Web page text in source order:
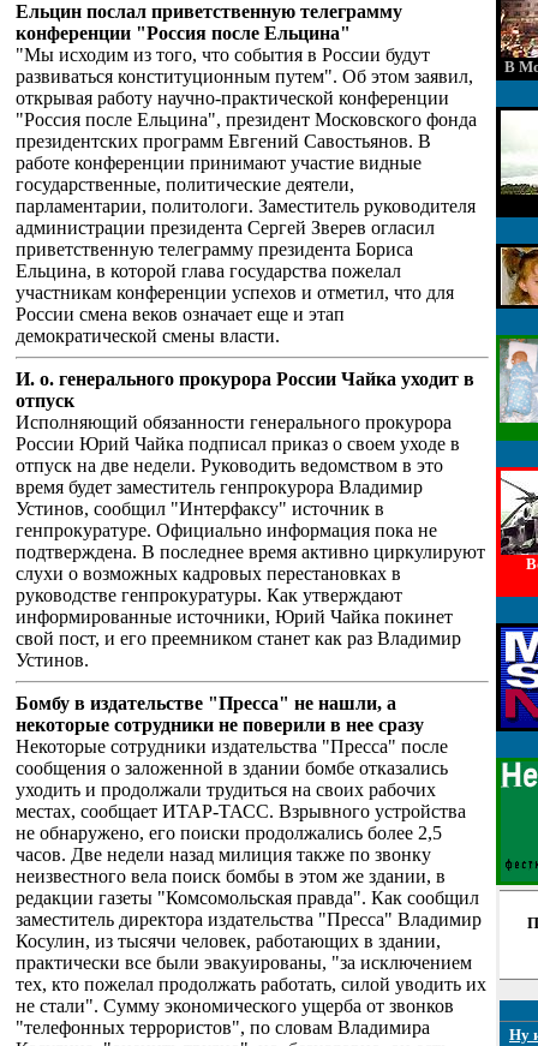
Ельцин послал приветственную телеграмму
конференции "Россия после Ельцина"
"Мы исходим из того, что события в России будут
развиваться конституционным путем". Об этом заявил,
открывая работу научно-практической конференции
"Россия после Ельцина", президент Московского фонда
президентских программ Евгений Савостьянов. В
работе конференции принимают участие видные
государственные, политические деятели,
парламентарии, политологи. Заместитель руководителя
администрации президента Сергей Зверев огласил
приветственную телеграмму президента Бориса
Ельцина, в которой глава государства пожелал
участникам конференции успехов и отметил, что для
России смена веков означает еще и этап
демократической смены власти.
И. о. генерального прокурора России Чайка уходит в
отпуск
Исполняющий обязанности генерального прокурора
России Юрий Чайка подписал приказ о своем уходе в
отпуск на две недели. Руководить ведомством в это
время будет заместитель генпрокурора Владимир
Устинов, сообщил "Интерфаксу" источник в
генпрокуратуре. Официально информация пока не
подтверждена. В последнее время активно циркулируют
слухи о возможных кадровых перестановках в
руководстве генпрокуратуры. Как утверждают
информированные источники, Юрий Чайка покинет
свой пост, и его преемником станет как раз Владимир
Устинов.
Бомбу в издательстве "Пресса" не нашли, а
некоторые сотрудники не поверили в нее сразу
Некоторые сотрудники издательства "Пресса" после
сообщения о заложенной в здании бомбе отказались
уходить и продолжали трудиться на своих рабочих
местах, сообщает ИТАР-ТАСС. Взрывного устройства
не обнаружено, его поиски продолжались более 2,5
часов. Две недели назад милиция также по звонку
неизвестного вела поиск бомбы в этом же здании, в
редакции газеты "Комсомольская правда". Как сообщил
заместитель директора издательства "Пресса" Владимир
Косулин, из тысячи человек, работающих в здании,
практически все были эвакуированы, "за исключением
тех, кто пожелал продолжать работать, силой уводить их
не стали". Сумму экономического ущерба от звонков
"телефонных террористов", по словам Владимира
В
Ну